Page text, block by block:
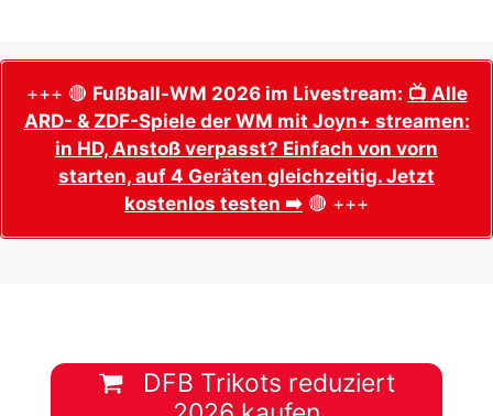
+++ 🔴 Fußball-WM 2026 im Livestream: 📺 Alle
ARD- & ZDF-Spiele der WM mit Joyn+ streamen:
in HD, Anstoß verpasst? Einfach von vorn
starten, auf 4 Geräten gleichzeitig. Jetzt
kostenlos testen ➡️ 🔴 +++
DFB Trikots reduziert